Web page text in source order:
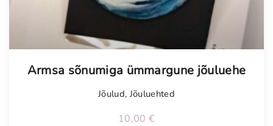
Armsa sõnumiga ümmargune jõuluehe
Jõulud, Jõuluehted
10,00 €